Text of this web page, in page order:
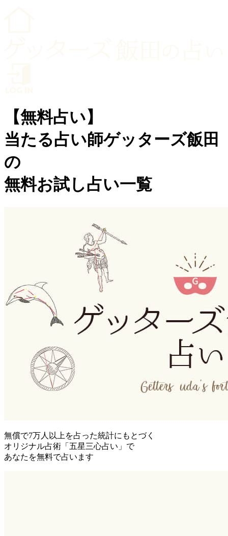
【無料占い】
当たる占い師ゲッターズ飯田
の
無料お試し占い一覧
無償で7万人以上を占った統計にもとづく
オリジナル占術「五星三心占い」で
あなたを無料で占います